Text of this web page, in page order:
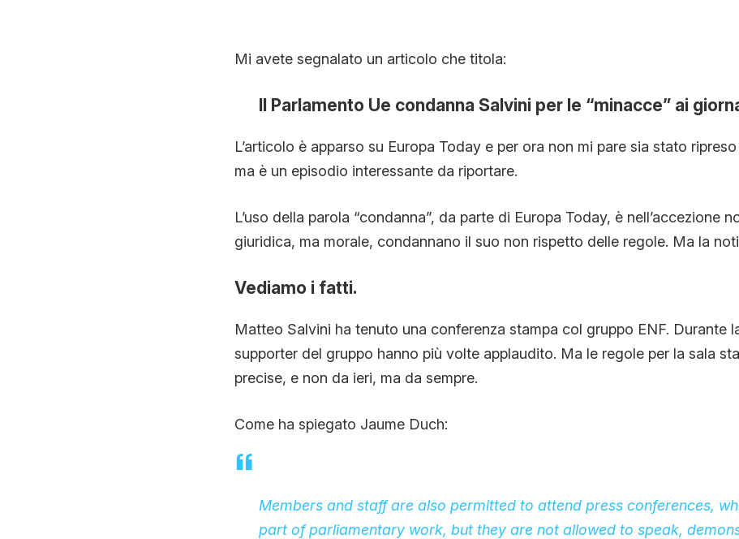
CHI SIAMO
Mi avete segnalato un articolo che titola:
Il Parlamento Ue condanna Salvini per le “minacce” ai
L’articolo è apparso su Europa Today e per ora non mi pare sia stato
ma è un episodio interessante da riportare.
L’uso della parola “condanna”, da parte di Europa Today, è nell’accezione
giuridica, ma morale, condannano il suo non rispetto delle regole. Ma la
Vediamo i fatti.
Matteo Salvini ha tenuto una conferenza stampa col gruppo ENF. Durante
supporter del gruppo hanno più volte applaudito. Ma le regole per la sala
precise, e non da ieri, ma da sempre.
Come ha spiegato Jaume Duch:
Members and staff are also permitted to attend press conferences,
part of parliamentary work, but they are not allowed to speak,